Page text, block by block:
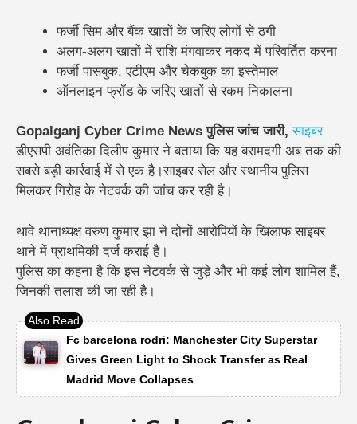
फर्जी सिम और बैंक खातों के जरिए लोगों से ठगी
अलग-अलग खातों में राशि मंगवाकर नकद में परिवर्तित करना
फर्जी पासबुक, एटीएम और चेकबुक का इस्तेमाल
ऑनलाइन फ्रॉड के जरिए खातों से रकम निकालना
Gopalganj Cyber Crime News पुलिस जांच जारी,साइबर
डीएसपी अवंतिका दिलीप कुमारने बताया कि यह बरामदगी अब तक की
सबसे बड़ी कार्रवाई में से एक है।साइबर सेल और स्थानीय पुलिस
मिलकर गिरोह के नेटवर्क की जांच कर रही है।
थावे थानाध्यक्ष वरुण कुमार झा ने दोनों आरोपियों के खिलाफ साइबर
थाने में प्राथमिकी दर्ज कराई है।
पुलिस का कहना है कि इस नेटवर्क से जुड़े और भी कई लोग शामिल हैं,
जिनकी तलाश की जा रही है।
Fc barcelona rodri: Manchester City Superstar
Gives Green Light to Shock Transfer as Real
Madrid Move Collapses